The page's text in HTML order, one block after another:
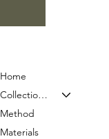
Home
Collection & Prices
Method
Materials